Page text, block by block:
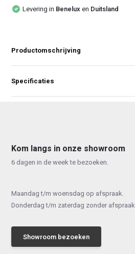
Levering in Beneluxen Duitsland
Productomschrijving
Specificaties
Kom langs in onze showroom
6 dagen in de week te bezoeken.
Maandag t/m woensdag op afspraak.
Donderdag t/m zaterdag zonder
Showroom bezoeken